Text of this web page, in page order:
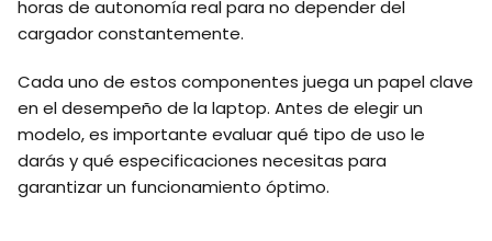
horas de autonomía real para no depender del
cargador constantemente.
Cada uno de estos componentes juega un papel clave
en el desempeño de la laptop. Antes de elegir un
modelo, es importante evaluar qué tipo de uso le
darás y qué especificaciones necesitas para
garantizar un funcionamiento óptimo.